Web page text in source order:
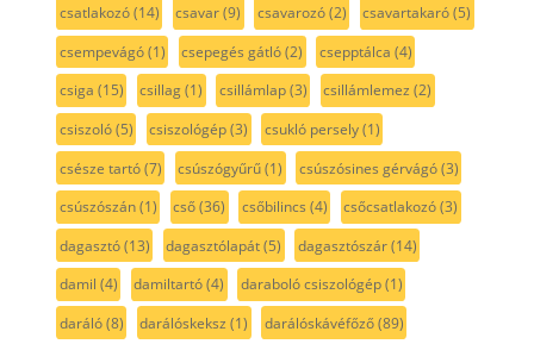
csatlakozó(14) csavar(9) csavarozó(2) csavartakaró(5)
csempevágó(1) csepegés gátló(2) csepptálca (4)
csiga (15) csillag(1) csillámlap(3) csillámlemez (2)
csiszoló(5) csiszológép(3) csukló persely(1)
csésze tartó(7) csúszógyűrű(1) csúszósines gérvágó(3)
csúszószán(1) cső(36) csőbilincs (4) csőcsatlakozó(3)
dagasztó(13) dagasztólapát(5) dagasztószár(14)
damil (4) damiltartó(4) daraboló csiszológép(1)
daráló(8) darálóskeksz (1) darálóskávéfőző(89)